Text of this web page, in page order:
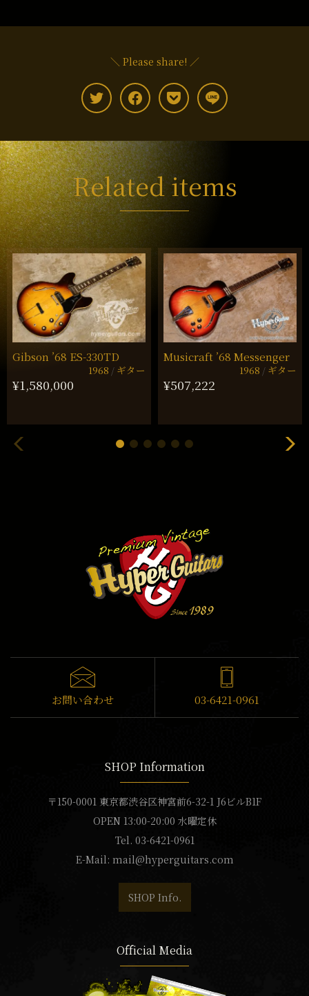
＼ Please share! ／
Related items
Gibson ’68 ES-330TD
1968 ギター
¥1,580,000
Musicraft ’68 Messenger
1968 ギター
¥507,222
お問い合わせ 03-6421-0961
SHOP Information
〒150-0001 東京都渋谷区神宮前6-32-1 J6ビルB1F
OPEN 13:00-20:00 水曜定休
Tel. 03-6421-0961
E-Mail: mail@hyperguitars.com
SHOP Info.
Official Media